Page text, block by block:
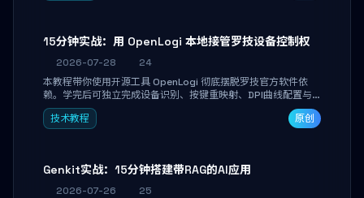
15分钟实战：用 OpenLogi 本地接管罗技设备控制权
2026-07-28
24
本教程带你使用开源工具 OpenLogi 彻底摆脱罗技官方软件依
赖。学完后可独立完成设备识别、按键重映射、DPI曲线配置与
SmartShift调节，实现完全离线控制，保护隐私并释放硬件性
能。
技术教程 原创
Genkit实战：15分钟搭建带RAG的AI应用
2026-07-26
25